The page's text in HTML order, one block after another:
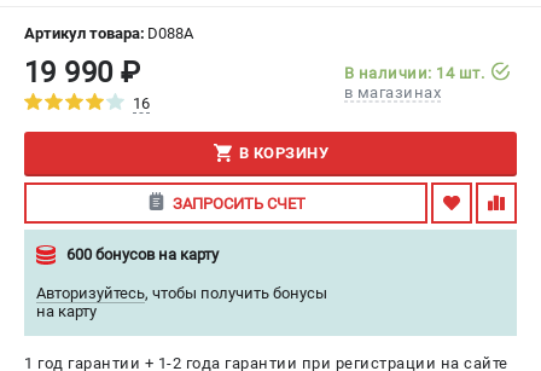
СЕРВИС
ПОДДЕРЖКА
Сервисный центр
ИНФОРМАЦИЯ
Юридическим лицам
Артикул товара: D088A
19 990 ₽
16
В наличии: 14 шт.
в магазинах
В КОРЗИНУ
ЗАПРОСИТЬ СЧЕТ
600 бонусов на карту
Авторизуйтесь, чтобы получить бонусы
на карту
1 год гарантии + 1-2 года гарантии при регистрации на сайте